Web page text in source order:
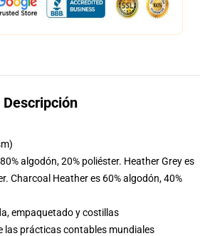
Descripción
algodón, 20% poliéster. Heather Grey es
Charcoal Heather es 60% algodón, 40%
empaquetado y costillas
las prácticas contables mundiales